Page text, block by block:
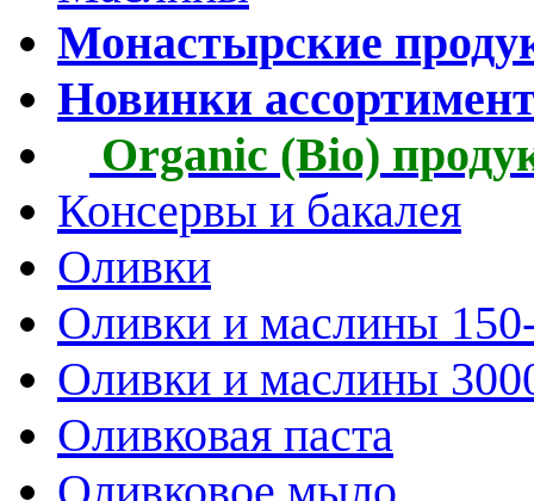
Монастырские
Новинки
Organic (Bio)
Консервы и бакалея
Оливки
Оливки и маслины
Оливки и маслины
Оливковая паста